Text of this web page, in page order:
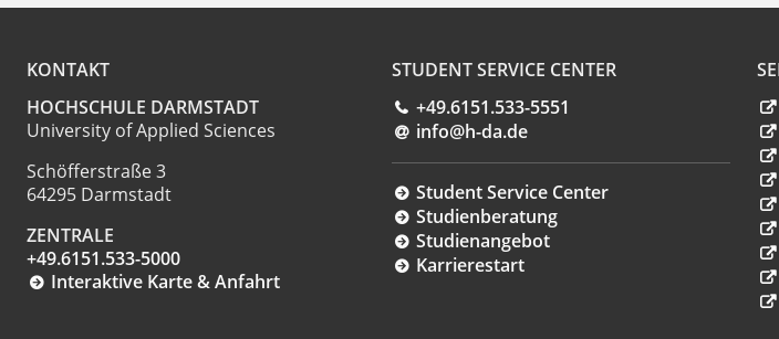
KONTAKT
HOCHSCHULE DARMSTADT
University of Applied Sciences
Schöfferstraße 3
64295 Darmstadt
ZENTRALE
+49.6151.533-5000
Interaktive Karte & Anfahrt
STUDENT SERVICE CENTER
+49.6151.533-5551
info@h-da.de
Student Service Center
Studienberatung
Studienangebot
Karrierestart